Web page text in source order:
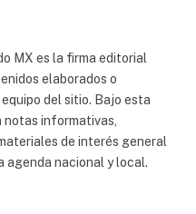
MX es la firma editorial
elaborados o
del sitio. Bajo esta
notas informativas,
de interés general
agenda nacional y local.